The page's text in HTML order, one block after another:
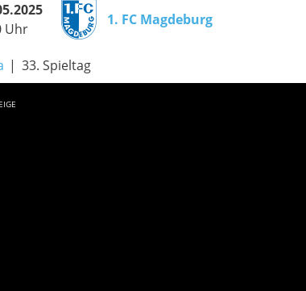
Uhr
1. FC Magdeburg
33. Spieltag